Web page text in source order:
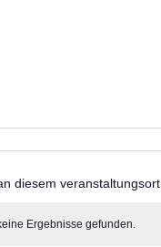
diesem veranstaltungsort
Ergebnisse gefunden.